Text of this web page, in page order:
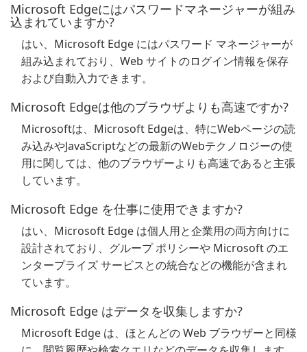
Microsoft Edgeにはパスワードマネージャーが組み
込まれていますか?
はい、Microsoft Edge にはパスワード マネージャーが
組み込まれており、Web サイトのログイン情報を保存
および自動入力できます。
Microsoft Edgeは他のブラウザよりも高速ですか?
Microsoftは、Microsoft Edgeは、特にWebページの読
み込みやJavaScriptなどの最新のWebテクノロジーの使
用に関しては、他のブラウザーよりも高速であると主張
しています。
Microsoft Edge を仕事に使用できますか?
はい、Microsoft Edge は個人用と企業用の両方向けに
設計されており、グループ ポリシーや Microsoft のエ
ンタープライズ サービスとの統合などの機能が含まれ
ています。
Microsoft Edge はデータを収集しますか?
Microsoft Edge は、ほとんどの Web ブラウザーと同様